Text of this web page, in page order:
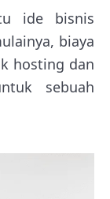
ide bisnis
biaya
hosting dan
sebuah